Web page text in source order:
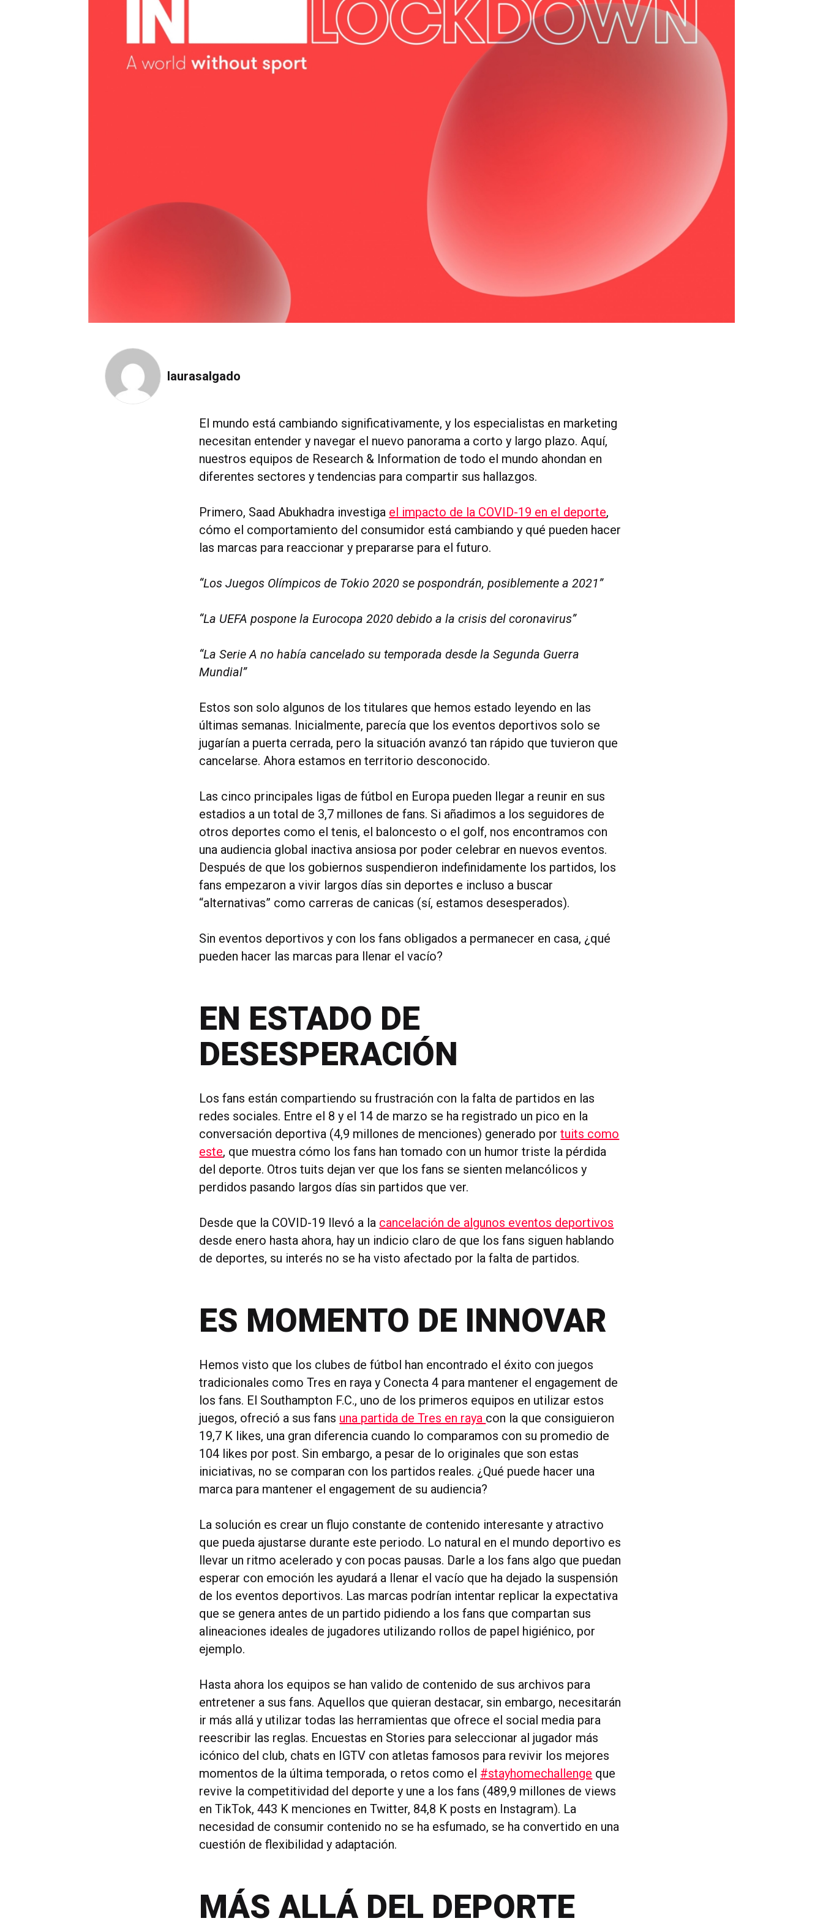
laurasalgado
El mundo está cambiando significativamente, y los especialistas en marketing
necesitan entender y navegar el nuevo panorama a corto y largo plazo. Aquí,
nuestros equipos de Research & Information de todo el mundo ahondan en
diferentes sectores y tendencias para compartir sus hallazgos.
Primero, Saad Abukhadra investiga el impacto de la COVID-19 en el deporte,
cómo el comportamiento del consumidor está cambiando y qué pueden hacer
las marcas para reaccionar y prepararse para el futuro.
“Los Juegos Olímpicos de Tokio 2020 se pospondrán, posiblemente a 2021”
“La UEFA pospone la Eurocopa 2020 debido a la crisis del coronavirus”
“La Serie A no había cancelado su temporada desde la Segunda Guerra
Mundial”
Estos son solo algunos de los titulares que hemos estado leyendo en las
últimas semanas. Inicialmente, parecía que los eventos deportivos solo se
jugarían a puerta cerrada, pero la situación avanzó tan rápido que tuvieron que
cancelarse. Ahora estamos en territorio desconocido.
Las cinco principales ligas de fútbol en Europa pueden llegar a reunir en sus
estadios a un total de 3,7 millones de fans. Si añadimos a los seguidores de
otros deportes como el tenis, el baloncesto o el golf, nos encontramos con
una audiencia global inactiva ansiosa por poder celebrar en nuevos eventos.
Después de que los gobiernos suspendieron indefinidamente los partidos, los
fans empezaron a vivir largos días sin deportes e incluso a buscar
“alternativas” como carreras de canicas (sí, estamos desesperados).
Sin eventos deportivos y con los fans obligados a permanecer en casa, ¿qué
pueden hacer las marcas para llenar el vacío?
EN ESTADO DE
DESESPERACIÓN
Los fans están compartiendo su frustración con la falta de partidos en las
redes sociales. Entre el 8 y el 14 de marzo se ha registrado un pico en la
conversación deportiva (4,9 millones de menciones) generado portuits como
este, que muestra cómo los fans han tomado con un humor triste la pérdida
del deporte. Otros tuits dejan ver que los fans se sienten melancólicos y
perdidos pasando largos días sin partidos que ver.
Desde que la COVID-19 llevó a la cancelación de algunos eventos deportivos
desde enero hasta ahora, hay un indicio claro de que los fans siguen hablando
de deportes, su interés no se ha visto afectado por la falta de partidos.
ES MOMENTO DE INNOVAR
Hemos visto que los clubes de fútbol han encontrado el éxito con juegos
tradicionales como Tres en raya y Conecta 4 para mantener el engagement de
los fans. El Southampton F.C., uno de los primeros equipos en utilizar estos
juegos, ofreció a sus fans una partida de Tres en raya con la que consiguieron
19,7 K likes, una gran diferencia cuando lo comparamos con su promedio de
104 likes por post. Sin embargo, a pesar de lo originales que son estas
iniciativas, no se comparan con los partidos reales. ¿Qué puede hacer una
marca para mantener el engagement de su audiencia?
La solución es crear un flujo constante de contenido interesante y atractivo
que pueda ajustarse durante este periodo. Lo natural en el mundo deportivo es
llevar un ritmo acelerado y con pocas pausas. Darle a los fans algo que puedan
esperar con emoción les ayudará a llenar el vacío que ha dejado la suspensión
de los eventos deportivos. Las marcas podrían intentar replicar la expectativa
que se genera antes de un partido pidiendo a los fans que compartan sus
alineaciones ideales de jugadores utilizando rollos de papel higiénico, por
ejemplo.
Hasta ahora los equipos se han valido de contenido de sus archivos para
entretener a sus fans. Aquellos que quieran destacar, sin embargo, necesitarán
ir más allá y utilizar todas las herramientas que ofrece el social media para
reescribir las reglas. Encuestas en Stories para seleccionar al jugador más
icónico del club, chats en IGTV con atletas famosos para revivir los mejores
momentos de la última temporada, o retos como el #stayhomechallenge que
revive la competitividad del deporte y une a los fans (489,9 millones de views
en TikTok, 443 K menciones en Twitter, 84,8 K posts en Instagram). La
necesidad de consumir contenido no se ha esfumado, se ha convertido en una
cuestión de flexibilidad y adaptación.
MÁS ALLÁ DEL DEPORTE